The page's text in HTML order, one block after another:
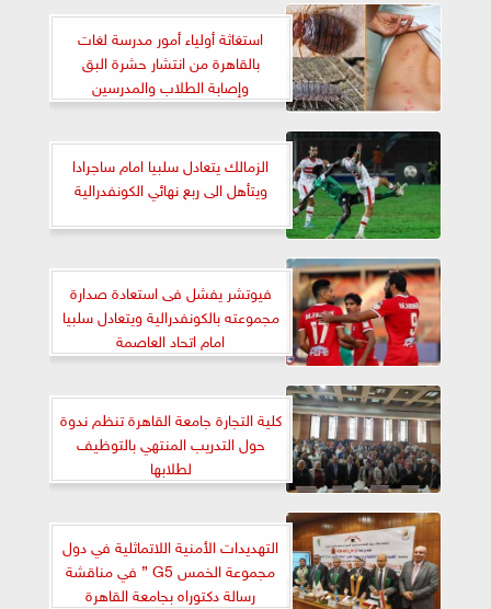
استغاثة أولياء أمور مدرسة لغات
بالقاهرة من انتشار حشرة البق
وإصابة الطلاب والمدرسين
الزمالك يتعادل سلبيا امام ساجرادا
ويتأهل الى ربع نهائي الكونفدرالية
فيوتشر يفشل فى استعادة صدارة
مجموعته بالكونفدرالية ويتعادل سلبيا
امام اتحاد العاصمة
كلية التجارة جامعة القاهرة تنظم ندوة
حول التدريب المنتهي بالتوظيف
لطلابها
التهديدات الأمنية اللاتماثلية في دول
مجموعة الخمس G5 ” في مناقشة
رسالة دكتوراه بجامعة القاهرة